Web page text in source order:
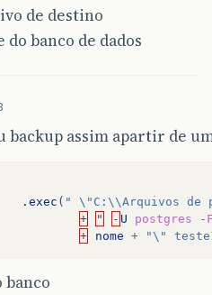
de destino
do banco de dados
backup assim apartir de
.exec ( " \"C:\\Arquivos de
+
" - U postgres -
+
nome + "\"
banco